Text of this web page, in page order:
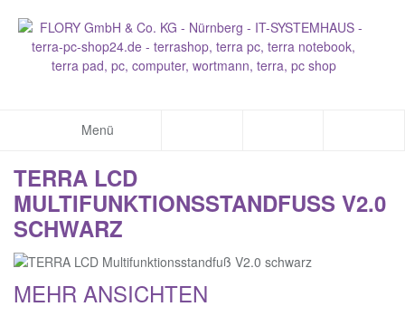
Menü
TERRA LCD
MULTIFUNKTIONSSTANDFUSS V2.0 S
CHWARZ
MEHR ANSICHTEN